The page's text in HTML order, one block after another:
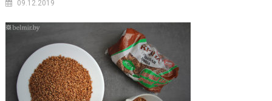
09.12.2019